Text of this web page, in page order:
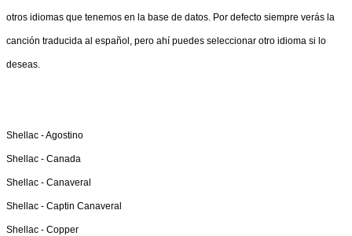
otros idiomas que tenemos en la base de datos. Por defecto siempre verás la
canción traducida al español, pero ahí puedes seleccionar otro idioma si lo
deseas.
Shellac -Agostino
Shellac - Canada
Shellac - Canaveral
Shellac - Captin Canaveral
Shellac - Copper